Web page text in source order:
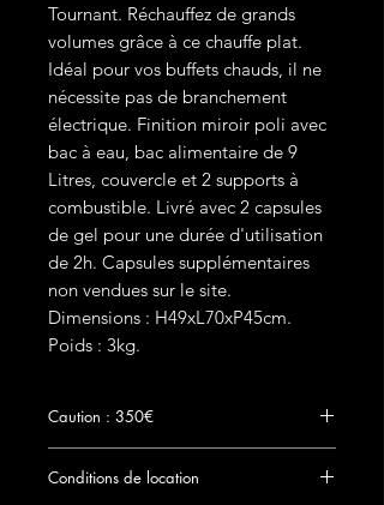
Tournant. Réchauffez de grands
volumes grâce à ce chauffe plat.
Idéal pour vos buffets chauds, il ne
nécessite pas de branchement
électrique. Finition miroir poli avec
bac à eau, bac alimentaire de 9
Litres, couvercle et 2 supports à
combustible. Livré avec 2 capsules
de gel pour une durée d'utilisation
de 2h. Capsules supplémentaires
non vendues sur le site.
Dimensions : H49xL70xP45cm.
Poids : 3kg.
Caution : 350€
garantie accompagné d'une copie de la
Conditions de location